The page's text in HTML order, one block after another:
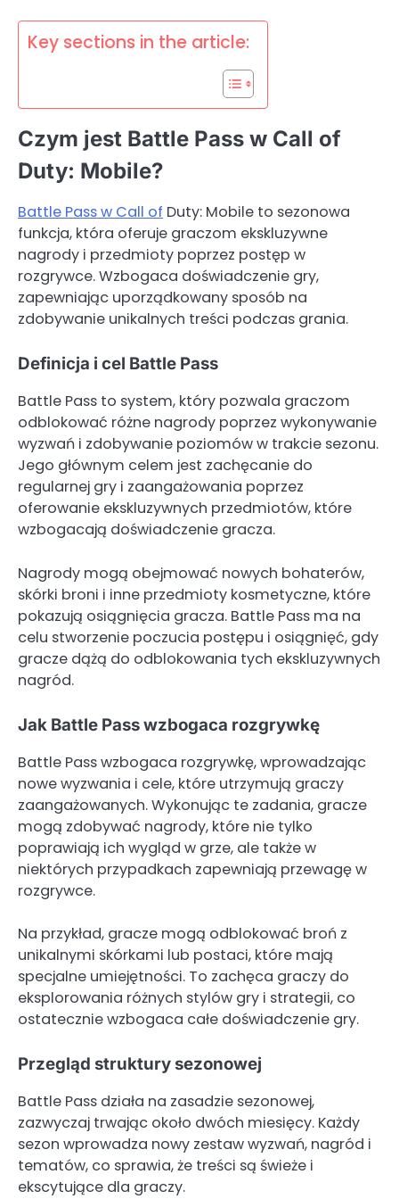
Key sections in the article:
Czym jest Battle Pass w Call of
Duty: Mobile?
Battle Pass w Call of Duty: Mobile to sezonowa
funkcja, która oferuje graczom ekskluzywne
nagrody i przedmioty poprzez postęp w
rozgrywce. Wzbogaca doświadczenie gry,
zapewniając uporządkowany sposób na
zdobywanie unikalnych treści podczas grania.
Definicja i cel Battle Pass
Battle Pass to system, który pozwala graczom
odblokować różne nagrody poprzez wykonywanie
wyzwań i zdobywanie poziomów w trakcie sezonu.
Jego głównym celem jest zachęcanie do
regularnej gry i zaangażowania poprzez
oferowanie ekskluzywnych przedmiotów, które
wzbogacają doświadczenie gracza.
Nagrody mogą obejmować nowych bohaterów,
skórki broni i inne przedmioty kosmetyczne, które
pokazują osiągnięcia gracza. Battle Pass ma na
celu stworzenie poczucia postępu i osiągnięć, gdy
gracze dążą do odblokowania tych ekskluzywnych
nagród.
Jak Battle Pass wzbogaca rozgrywkę
Battle Pass wzbogaca rozgrywkę, wprowadzając
nowe wyzwania i cele, które utrzymują graczy
zaangażowanych. Wykonując te zadania, gracze
mogą zdobywać nagrody, które nie tylko
poprawiają ich wygląd w grze, ale także w
niektórych przypadkach zapewniają przewagę w
rozgrywce.
Na przykład, gracze mogą odblokować broń z
unikalnymi skórkami lub postaci, które mają
specjalne umiejętności. To zachęca graczy do
eksplorowania różnych stylów gry i strategii, co
ostatecznie wzbogaca całe doświadczenie gry.
Przegląd struktury sezonowej
Battle Pass działa na zasadzie sezonowej,
zazwyczaj trwając około dwóch miesięcy. Każdy
sezon wprowadza nowy zestaw wyzwań, nagród i
tematów, co sprawia, że treści są świeże i
ekscytujące dla graczy.